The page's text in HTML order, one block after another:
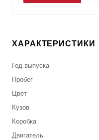
ХАРАКТЕРИСТИКИ
Год выпуска
Пробег
Цвет
Кузов
Коробка
Двигатель